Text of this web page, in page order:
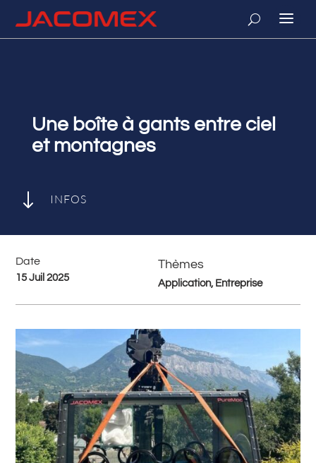
Une boîte à gants entre ciel
et montagnes
" INFOS
Date
15 Juil 2025
Thèmes
Application, Entreprise
# Retour à toutes les actualités